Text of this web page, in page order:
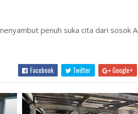
penuh suka cita dari sosok A.
Facebook Twitter Google+